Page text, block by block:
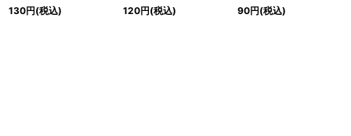
130円(税込)
120円(税込)
90円(税込)